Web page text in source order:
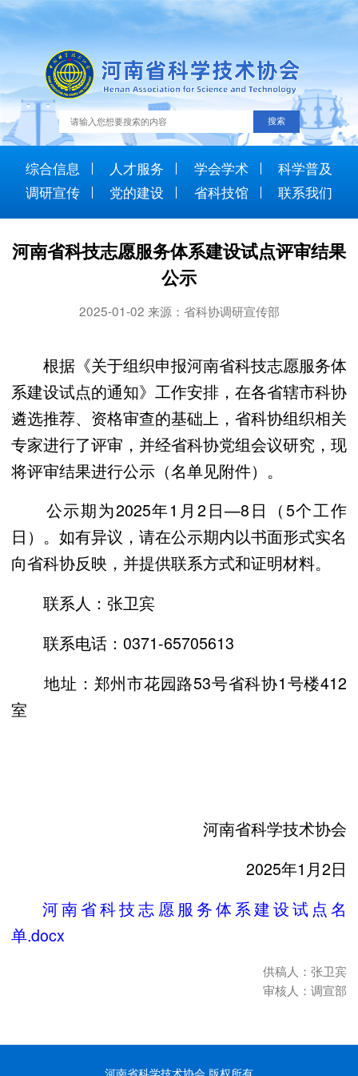
综合信息 人才服务 学会学术
科学普及
调研宣传
党的建设 省科技馆 联系我们
河南省科技志愿服务体系建设试点评审结果
公示
2025-01-02 来源：省科协调研宣传部
根据《关于组织申报河南省科技志愿服务体
系建设试点的通知》工作安排，在各省辖市科协
遴选推荐、资格审查的基础上，省科协组织相关
专家进行了评审，并经省科协党组会议研究，现
将评审结果进行公示（名单见附件）。
公示期为2025年1月2日—8日（5个工作
日）。如有异议，请在公示期内以书面形式实名
向省科协反映，并提供联系方式和证明材料。
联系人：张卫宾
联系电话：0371-65705613
地址：郑州市花园路53号省科协1号楼412
室
河南省科学技术协会
2025年1月2日
河南省科技志愿服务体系建设试点名
单.docx
供稿人：张卫宾
审核人：调宣部
河南省科学技术协会 版权所有